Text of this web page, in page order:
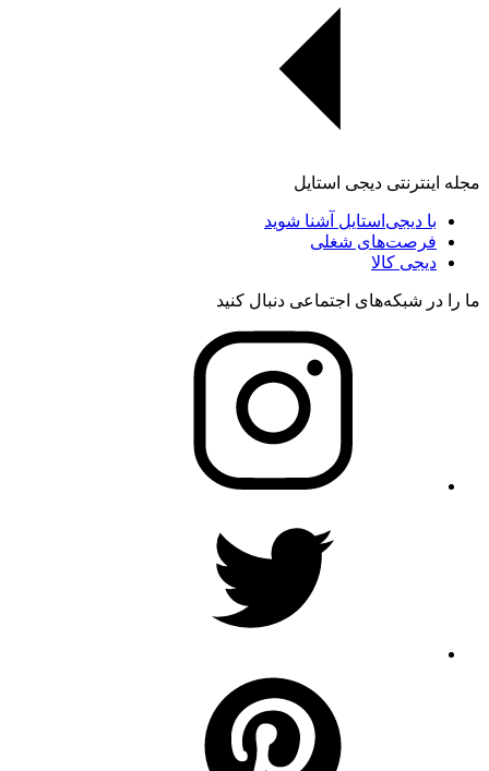
مجله اینترنتی دیجی استایل
با دیجی‌استایل آشنا شوید
فرصت‌های شغلی
دیجی کالا
ما را در شبکه‌های اجتماعی دنبال کنید